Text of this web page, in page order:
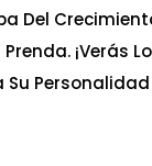
Del
¡Verás
Su